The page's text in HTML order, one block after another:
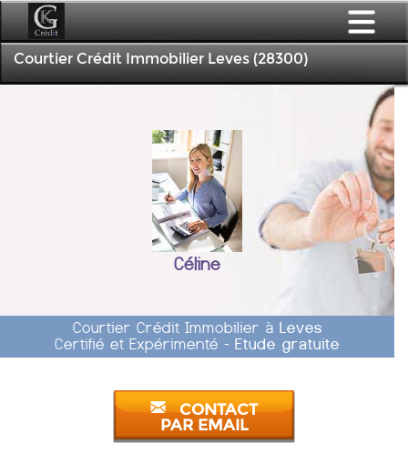
Courtier Crédit Immobilier Leves (28300)
Céline
Courtier Crédit Immobilier à Leves
Certifié et Expérimenté - Etude gratuite
CONTACT
PAR EMAIL